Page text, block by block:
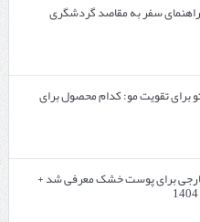
سفر به مقاصد گردشگری
برای تقویت مو: کدام محصول برای
برای پوست خشک معرفی شد +